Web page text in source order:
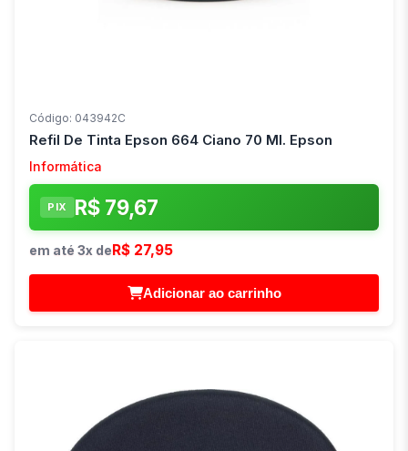
Código: 043942C
Refil De Tinta Epson 664 Ciano 70 Ml. Epson
Informática
PIX R$ 79,67
em até 3x deR$ 27,95
Adicionar ao carrinho